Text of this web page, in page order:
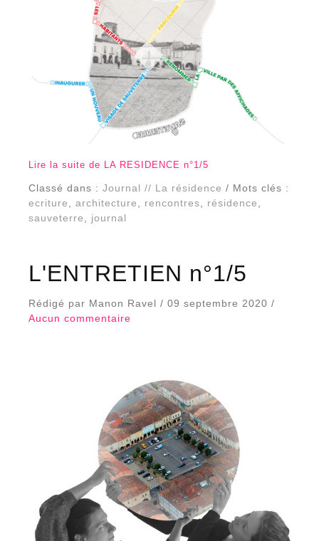
Lire la suite de LA RESIDENCE n°1/5
Classé dans : Journal // La résidence / Mots clés :
ecriture
architecture rencontres résidence
sauveterre
journal
L'ENTRETIEN n°1/5
Rédigé par Manon Ravel / 09 septembre 2020 /
Aucun commentaire